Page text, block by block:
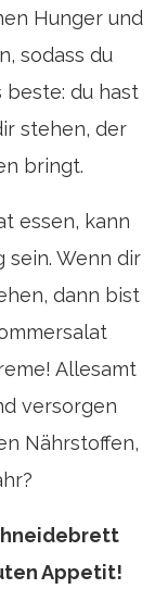
Hunger und
sodass du
du hast
stehen, der
bringt.
essen, kann
sein. Wenn dir
dann bist
Allesamt
versorgen
Nährstoffen,
Appetit!